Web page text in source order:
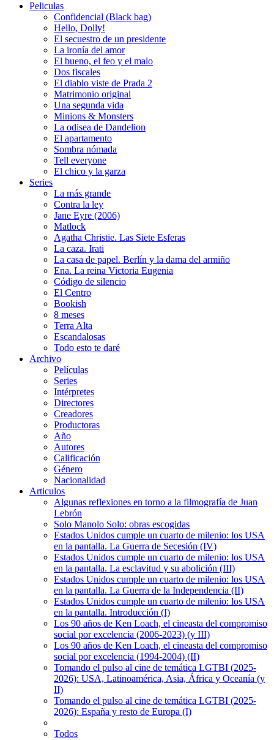
Peliculas
Confidencial (Black bag)
Hello, Dolly!
El secuestro de un presidente
La ironía del amor
El bueno, el feo y el malo
Dos fiscales
El diablo viste de Prada 2
Matrimonio original
Una segunda vida
Minions & Monsters
La odisea de Dandelion
El apartamento
Sombra nómada
Tell everyone
El chico y la garza
Series
La más grande
Contra la ley
Jane Eyre (2006)
Matlock
Agatha Christie. Las Siete Esferas
La caza. Irati
La casa de papel. Berlín y la dama del armiño
Ena. La reina Victoria Eugenia
Código de silencio
El Centro
Bookish
8 meses
Terra Alta
Escandalosas
Todo esto te daré
Archivo
Películas
Series
Intérpretes
Directores
Creadores
Productoras
Año
Autores
Calificación
Género
Nacionalidad
Articulos
Algunas reflexiones en torno a la filmografía de Juan
Lebrón
Solo Manolo Solo: obras escogidas
Estados Unidos cumple un cuarto de milenio: los USA
en la pantalla. La Guerra de Secesión (IV)
Estados Unidos cumple un cuarto de milenio: los USA
en la pantalla. La esclavitud y su abolición (III)
Estados Unidos cumple un cuarto de milenio: los USA
en la pantalla. La Guerra de la Independencia (II)
Estados Unidos cumple un cuarto de milenio: los USA
en la pantalla. Introducción (I)
Los 90 años de Ken Loach, el cineasta del compromiso
social por excelencia (2006-2023) (y III)
Los 90 años de Ken Loach, el cineasta del compromiso
social por excelencia (1994-2004) (II)
Tomando el pulso al cine de temática LGTBI (2025-
2026): USA, Latinoamérica, Asia, África y Oceanía (y
II)
Tomando el pulso al cine de temática LGTBI (2025-
2026): España y resto de Europa (I)
Todos